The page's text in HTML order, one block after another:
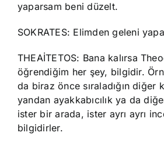
yaparsam beni düzelt.
SOKRATES: Elimden geleni
THEAİTETOS: Bana kalırsa
öğrendiğim her şey, bilgidir.
da biraz önce sıraladığın diğer
yandan ayakkabıcılık ya da
ister bir arada, ister ayrı ayrı
bilgidirler.